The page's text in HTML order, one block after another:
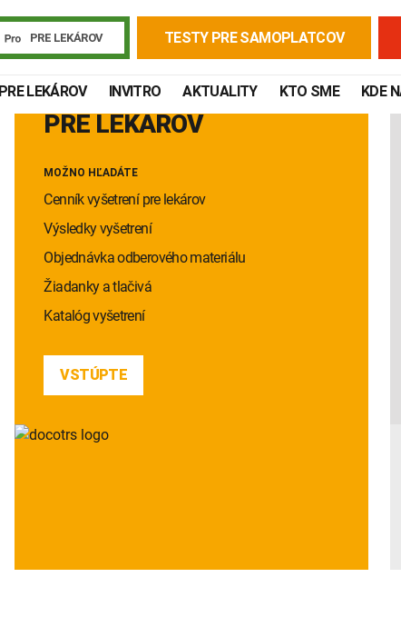
PRE LEKÁROV TESTY PRE SAMOPLATCOV
Lymská borelióza
PRE LEKÁROV INVITRO AKTUALITY KTO SME KDE
PRE LEKÁROV
MOŽNO HĽADÁTE
Cenník vyšetrení pre lekárov
Výsledky vyšetrení
Objednávka odberového materiálu
Žiadanky a tlačivá
Katalóg vyšetrení
VSTÚPTE